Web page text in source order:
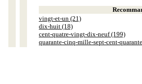
vingt-et-un (21)
dix-huit (18)
cent-quatre-vingt-dix-neuf (199)
quarante-cinq-mille-sept-cent-